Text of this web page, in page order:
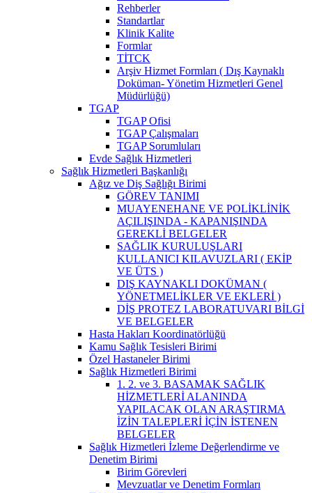
Rehberler
Standartlar
Klinik Kalite
Formlar
TİTCK
Arşiv Hizmet Formları ( Dış Kaynaklı
Doküman- Yönetim Hizmetleri Genel
Müdürlüğü)
TGAP
TGAP Ofisi
TGAP Çalışmaları
TGAP Sorumluları
Evde Sağlık Hizmetleri
Sağlık Hizmetleri Başkanlığı
Ağız ve Diş Sağlığı Birimi
GÖREV TANIMI
MUAYENEHANE VE POLİKLİNİK
AÇILIŞINDA - KAPANIŞINDA
GEREKLİ BELGELER
SAĞLIK KURULUŞLARI
KULLANICI KILAVUZLARI ( EKİP
VE ÜTS )
DIŞ KAYNAKLI DOKÜMAN (
YÖNETMELİKLER VE EKLERİ )
DİŞ PROTEZ LABORATUVARI BİLGİ
VE BELGELER
Hasta Hakları Koordinatörlüğü
Kamu Sağlık Tesisleri Birimi
Özel Hastaneler Birimi
Sağlık Hizmetleri Birimi
1. 2. ve 3. BASAMAK SAĞLIK
HİZMETLERİ ALANINDA
YAPILACAK OLAN ARAŞTIRMA
İZİN TALEPLERİ İÇİN İSTENEN
BELGELER
Sağlık Hizmetleri İzleme Değerlendirme ve
Denetim Birimi
Birim Görevleri
Mevzuatlar ve Denetim Formları